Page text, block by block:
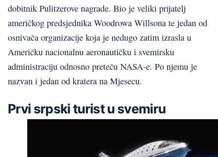
dobitnik Pulitzerove nagrade. Bio je veliki prijatelj
američkog predsjednika Woodrowa Willsona te jedan od
osnivača organizacije koja je nedugo zatim izrasla u
Američku nacionalnu aeronautičku i svemirsku
administraciju odnosno preteču NASA-e. Po njemu je
nazvan i jedan od kratera na Mjesecu.
Prvi srpski turist u svemiru